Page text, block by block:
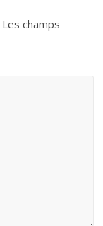
Les champs